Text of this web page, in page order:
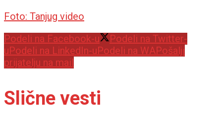
Foto: Tanjug video
Podeli na Facebook-u
Podeli na Twitter-
uPodeli na LinkedIn-uPodeli na WAPošalji
prijatelju na mail
Slične vesti